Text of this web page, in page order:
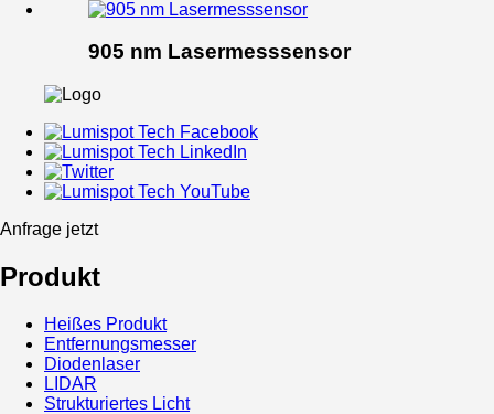
905 nm Lasermesssensor
Anfrage jetzt
Produkt
Heißes Produkt
Entfernungsmesser
Diodenlaser
LIDAR
Strukturiertes Licht